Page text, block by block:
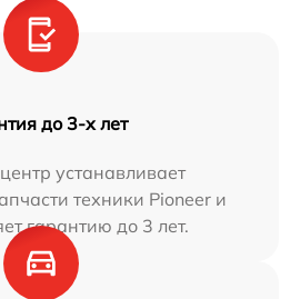
до 3-х лет
устанавливает
техники Pioneer и
гарантию до 3 лет.